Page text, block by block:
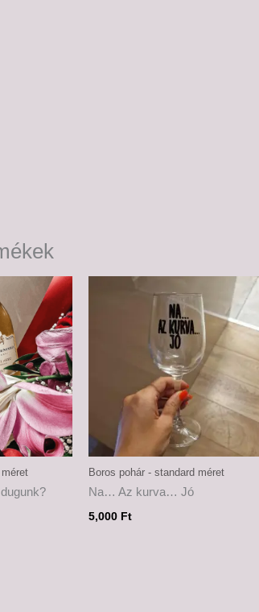
Boros pohár - standard méret
Na… Az kurva… Jó
5,000 Ft